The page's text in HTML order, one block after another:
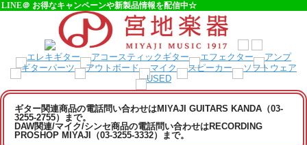
LINE＠ お得なキャンペーンや新製品情報を配信中☆
ギター関連商品の電話問い合わせはMIYAJI GUITARS KANDA（03-
3255-2755）まで。
DAW関連/マイク/シンセ商品の電話問い合わせはRECORDING
PROSHOP MIYAJI（03-3255-3332）まで。